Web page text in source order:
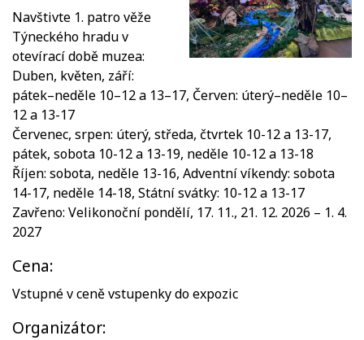
Navštivte 1. patro věže
Týneckého hradu v
otevírací době muzea:
Duben, květen, září:
pátek–neděle 10–12 a 13–17, Červen: úterý–neděle 10–
12 a 13-17
Červenec, srpen: úterý, středa, čtvrtek 10-12 a 13-17,
pátek, sobota 10-12 a 13-19, neděle 10-12 a 13-18
Říjen: sobota, neděle 13-16, Adventní víkendy: sobota
14-17, neděle 14-18, Státní svátky: 10-12 a 13-17
Zavřeno: Velikonoční pondělí, 17. 11., 21. 12. 2026 – 1. 4.
2027
Cena:
Vstupné v ceně vstupenky do expozic
Organizátor: